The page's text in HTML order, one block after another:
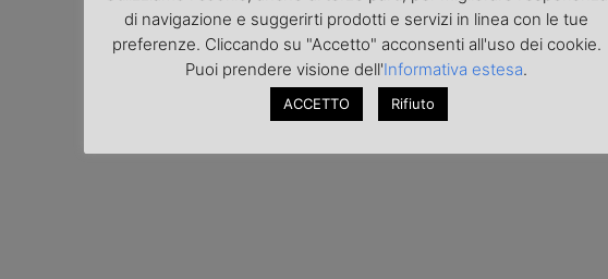
di navigazione e suggerirti prodotti e servizi in linea con le tue
preferenze. Cliccando su "Accetto" acconsenti all'uso dei cookie.
Puoi prendere visione dell'Informativa estesa.
ACCETTO Rifiuto